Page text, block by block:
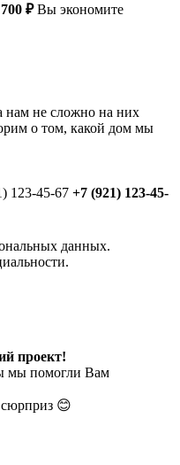
₽Вы экономите
нам не сложно на них
о том, какой дом мы
123-45-67 +7 (921) 123-45-
данных.
проект!
мы помогли Вам
😊